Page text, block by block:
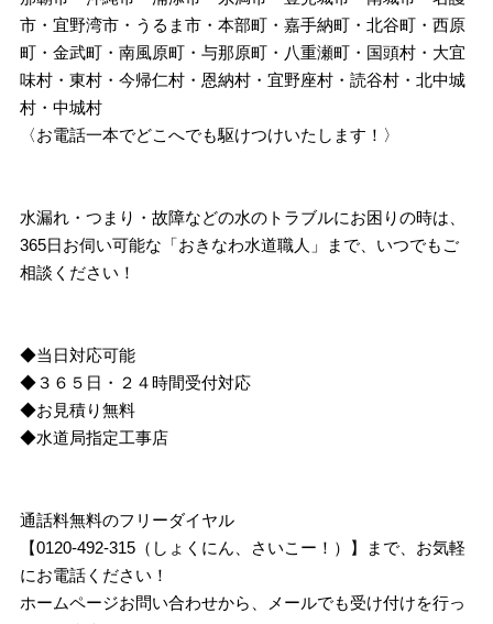
市・宜野湾市・うるま市・本部町・嘉手納町・北谷町・西原
町・金武町・南風原町・与那原町・八重瀬町・国頭村・大宜
味村・東村・今帰仁村・恩納村・宜野座村・読谷村・北中城
村・中城村
〈お電話一本でどこへでも駆けつけいたします！〉
水漏れ・つまり・故障などの水のトラブルにお困りの時は、
365日お伺い可能な「おきなわ水道職人」まで、いつでもご
相談ください！
◆当日対応可能
◆３６５日・２４時間受付対応
◆お見積り無料
◆水道局指定工事店
通話料無料のフリーダイヤル
【0120-492-315（しょくにん、さいこー！）】まで、お気軽
にお電話ください！
ホームページお問い合わせから、メールでも受け付けを行っ